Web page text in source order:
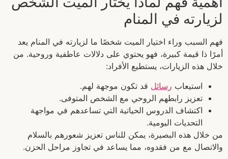
لزيارته في المنام
فهم السبب وراء اختيار الميت شخصًا ما لزيارته في المنام يعد
أمرًا ذا قيمة كبيرة، فهو يحتوي على دلالات عاطفية وروحية. من
خلال هذه الزيارات، يستطيع الأفراد:
استيعاب رسائل قد تكون موجهة لهم.
تعزيز رابطهم الروحي مع الشخص المتوفى.
اكتشاف الدروس الحياتية التي تساعدهم في مواجهة
التحديات اليومية.
من خلال هذه البصيرة، يمكن للناس تعزيز شعورهم بالسلام
والاتصال مع من فقدوه، مما يساعد في تجاوز مراحل الحزن.